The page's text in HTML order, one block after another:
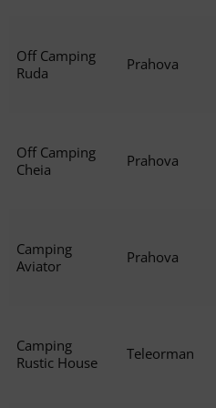
Off Camping
Ruda
Prahova
Off Camping
Cheia
Prahova
Camping
Aviator
Prahova
Camping
Rustic House
Teleorman